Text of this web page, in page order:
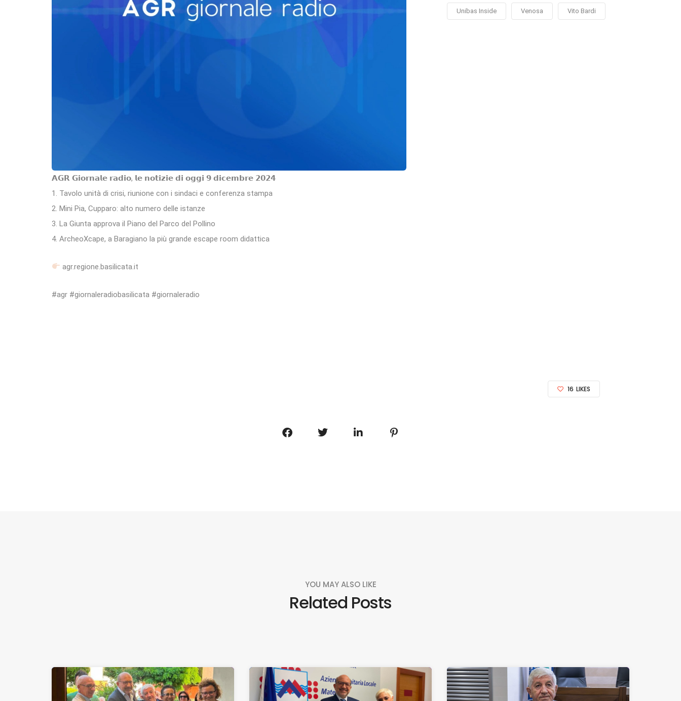
𝗔𝗚𝗥 𝗚𝗶𝗼𝗿𝗻𝗮𝗹𝗲 𝗿𝗮𝗱𝗶𝗼, 𝗹𝗲 𝗻𝗼𝘁𝗶𝘇𝗶𝗲 𝗱𝗶 𝗼𝗴𝗴𝗶 𝟵 𝗱𝗶𝗰𝗲𝗺𝗯𝗿𝗲 𝟮𝟬𝟮𝟰
1. Tavolo unità di crisi, riunione con i sindaci e conferenza stampa
2. Mini Pia, Cupparo: alto numero delle istanze
3. La Giunta approva il Piano del Parco del Pollino
4. ArcheoXcape, a Baragiano la più grande escape room didattica
agr.regione.basilicata.it
#agr #giornaleradiobasilicata #giornaleradio
Unibas Inside Venosa Vito Bardi
16 LIKES
YOU MAY ALSO LIKE
Related Posts